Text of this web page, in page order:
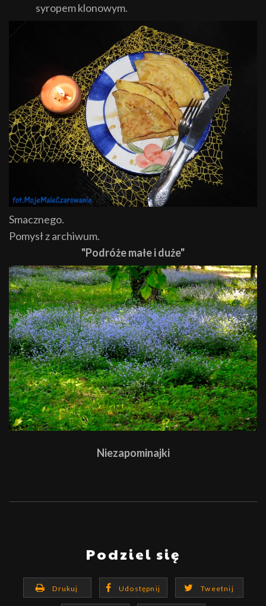
syropem klonowym.
Smacznego.
Pomysł z archiwum.
"Podróże małe i duże"
Niezapominajki
Podziel się
Drukuj Udostępnij Tweetnij